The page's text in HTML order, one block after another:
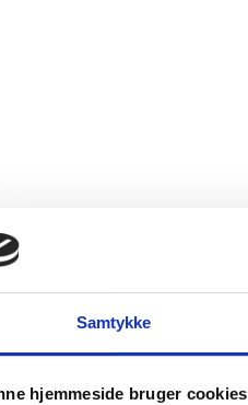
Samtykke
hjemmeside bruger cookies